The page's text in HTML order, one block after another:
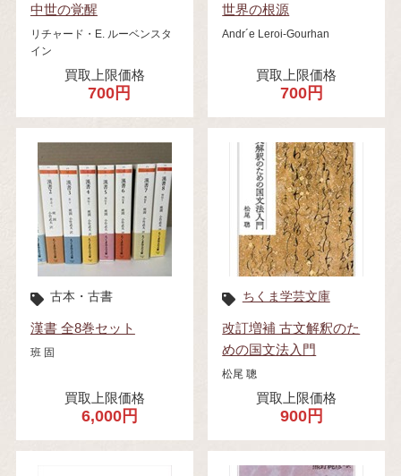
中世の覚醒
リチャード・E. ルーベンスタ
イン
買取上限価格
700円
世界の根源
Andr´e Leroi‐Gourhan
買取上限価格
700円
古本・古書
漢書 全8巻セット
班 固
買取上限価格
6,000円
ちくま学芸文庫
改訂増補 古文解釈のた
めの国文法入門
松尾 聰
買取上限価格
900円